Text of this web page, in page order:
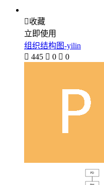
收藏
立即使用
组织结构图-yilin
 445  0  0